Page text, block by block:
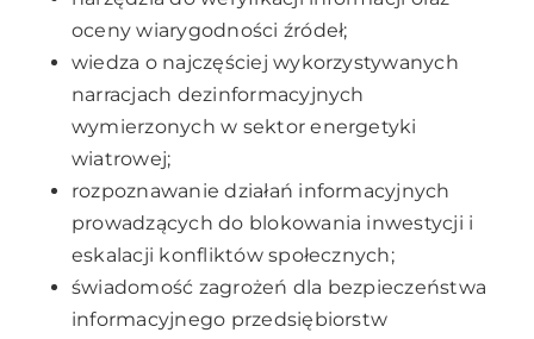
oceny wiarygodności źródeł;
wiedza o najczęściej wykorzystywanych
narracjach dezinformacyjnych
wymierzonych w sektor energetyki
wiatrowej;
rozpoznawanie działań informacyjnych
prowadzących do blokowania inwestycji i
eskalacji konfliktów społecznych;
świadomość zagrożeń dla bezpieczeństwa
informacyjnego przedsiębiorstw